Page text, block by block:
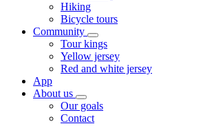
Hiking
Bicycle tours
Community
Tour kings
Yellow jersey
Red and white jersey
App
About us
Our goals
Contact